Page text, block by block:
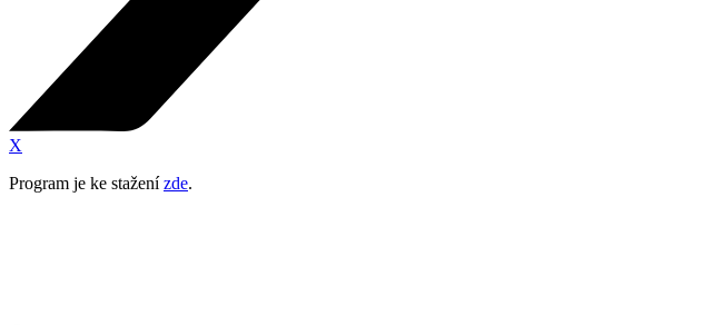
X
Program je ke staženízde.